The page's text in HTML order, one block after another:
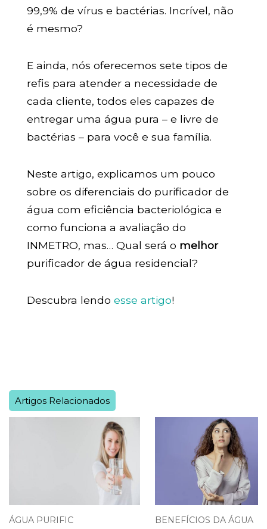
99,9% de vírus e bactérias. Incrível, não
é mesmo?
E ainda, nós oferecemos sete tipos de
refis para atender a necessidade de
cada cliente, todos eles capazes de
entregar uma água pura – e livre de
bactérias – para você e sua família.
Neste artigo, explicamos um pouco
sobre os diferenciais do purificador de
água com eficiência bacteriológica e
como funciona a avaliação do
INMETRO, mas… Qual será o melhor
purificador de água residencial?
Descubra lendo esse artigo!
Artigos Relacionados
ÁGUA PURIFIC BENEFÍCIOS DA ÁGUA